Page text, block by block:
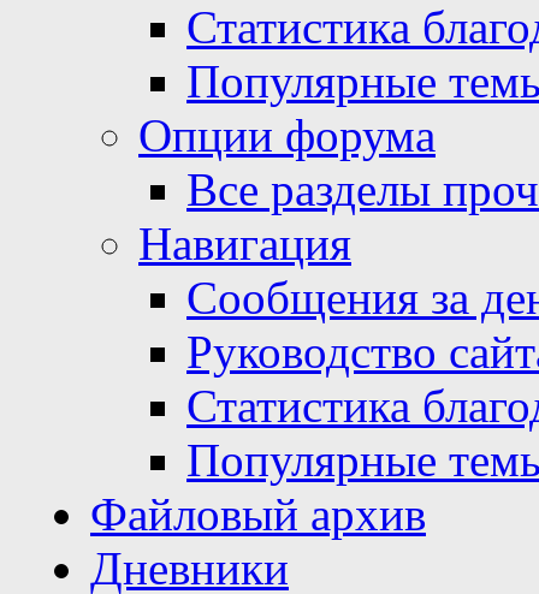
Статистика
Популярные
Опции форума
Все разделы
Навигация
Сообщения за
Руководство
Статистика
Популярные
Файловый архив
Дневники